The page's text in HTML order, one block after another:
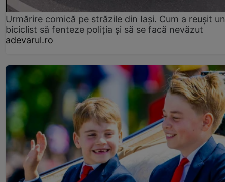
Urmărire comică pe străzile din Iași. Cum a reușit un
biciclist să fenteze poliția și să se facă nevăzut
adevarul.ro